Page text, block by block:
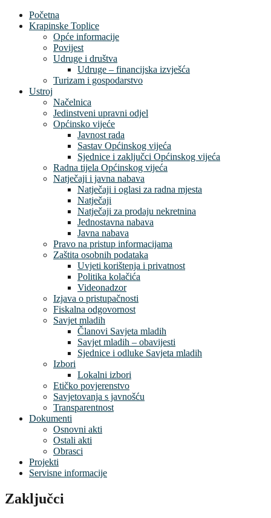
Početna
Krapinske Toplice
Opće informacije
Povijest
Udruge i društva
Udruge – financijska izvješća
Turizam i gospodarstvo
Ustroj
Načelnica
Jedinstveni upravni odjel
Općinsko vijeće
Javnost rada
Sastav Općinskog vijeća
Sjednice i zaključci Općinskog vijeća
Radna tijela Općinskog vijeća
Natječaji i javna nabava
Natječaji i oglasi za radna mjesta
Natječaji
Natječaji za prodaju nekretnina
Jednostavna nabava
Javna nabava
Pravo na pristup informacijama
Zaštita osobnih podataka
Uvjeti korištenja i privatnost
Politika kolačića
Videonadzor
Izjava o pristupačnosti
Fiskalna odgovornost
Savjet mladih
Članovi Savjeta mladih
Savjet mladih – obavijesti
Sjednice i odluke Savjeta mladih
Izbori
Lokalni izbori
Etičko povjerenstvo
Savjetovanja s javnošću
Transparentnost
Dokumenti
Osnovni akti
Ostali akti
Obrasci
Projekti
Servisne informacije
Zaključci